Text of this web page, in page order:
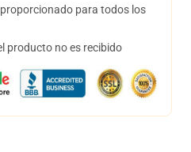
para todos los
producto no es recibido